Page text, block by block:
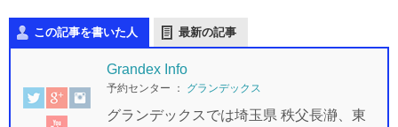
この記事を書いた人 最新の記事
Grandex Info
予約センター ： グランデックス
グランデックスでは埼玉県 秩父長瀞、東